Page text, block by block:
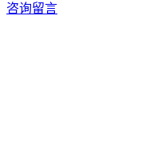
咨询留言